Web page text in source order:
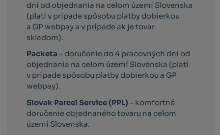
dní od objednania na celom území Slovenska
(platí v prípade spôsobu platby dobierkou
a GP webpay a v prípade ak je tovar
skladom).
Packeta - doručenie do 4 pracovných dni od
objednania na celom území Slovenska (platí
v prípade spôsobu platby dobierkou a GP
webpay).
Slovak Parcel Service (PPL) - komfortné
doručenie objednaného tovaru na celom
území Slovenska.